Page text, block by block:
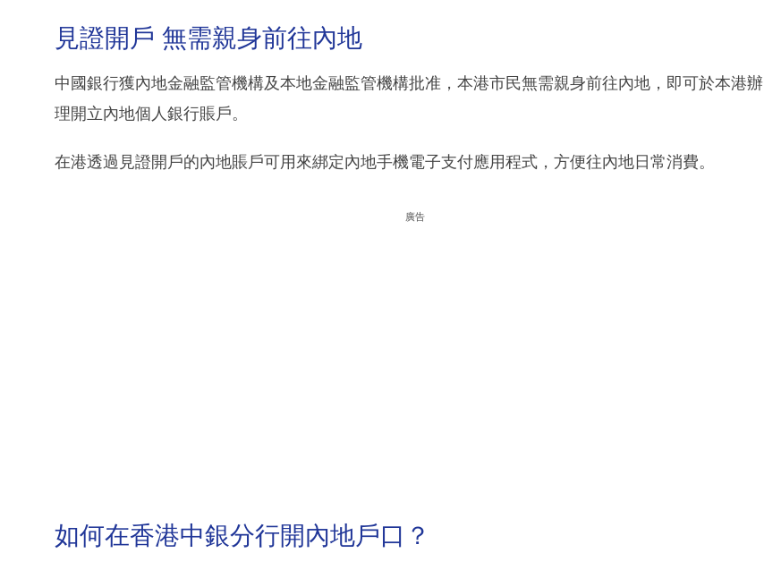
見證開戶 無需親身前往內地
中國銀行獲內地金融監管機構及本地金融監管機構批准，本港市民無需親身前往內地，即可於本港辦
理開立內地個人銀行賬戶。
在港透過見證開戶的內地賬戶可用來綁定內地手機電子支付應用程式，方便往內地日常消費。
廣告
如何在香港中銀分行開內地戶口？